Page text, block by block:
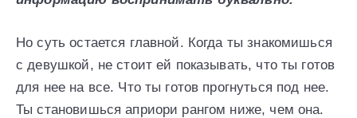
Но суть остается главной. Когда ты знакомишься
с девушкой, не стоит ей показывать, что ты готов
для нее на все. Что ты готов прогнуться под нее.
Ты становишься априори рангом ниже, чем она.